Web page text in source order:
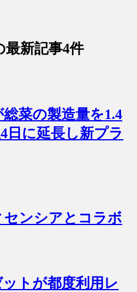
最新記事4件
菜の製造量を1.4
日に延長し新プラ
ンシアとコラボ
トが都度利用レ